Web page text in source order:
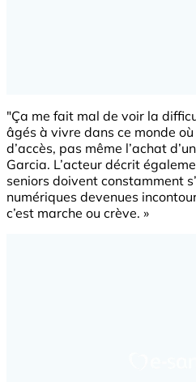
"Ça me fait mal de voir la
âgés à vivre dans ce monde où
d’accès, pas même l’achat
Garcia. L’acteur décrit
seniors doivent constamment
numériques devenues
c’est marche ou crève. »